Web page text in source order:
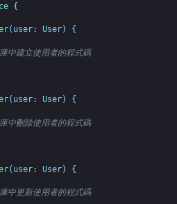
{
( user: User) {
中建立使用者的程式碼
( user: User) {
中刪除使用者的程式碼
( user: User) {
中更新使用者的程式碼